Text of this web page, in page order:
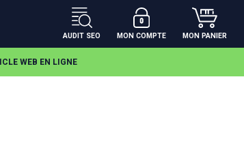
AUDIT SEO MON COMPTE MON PANIER
WEB EN LIGNE